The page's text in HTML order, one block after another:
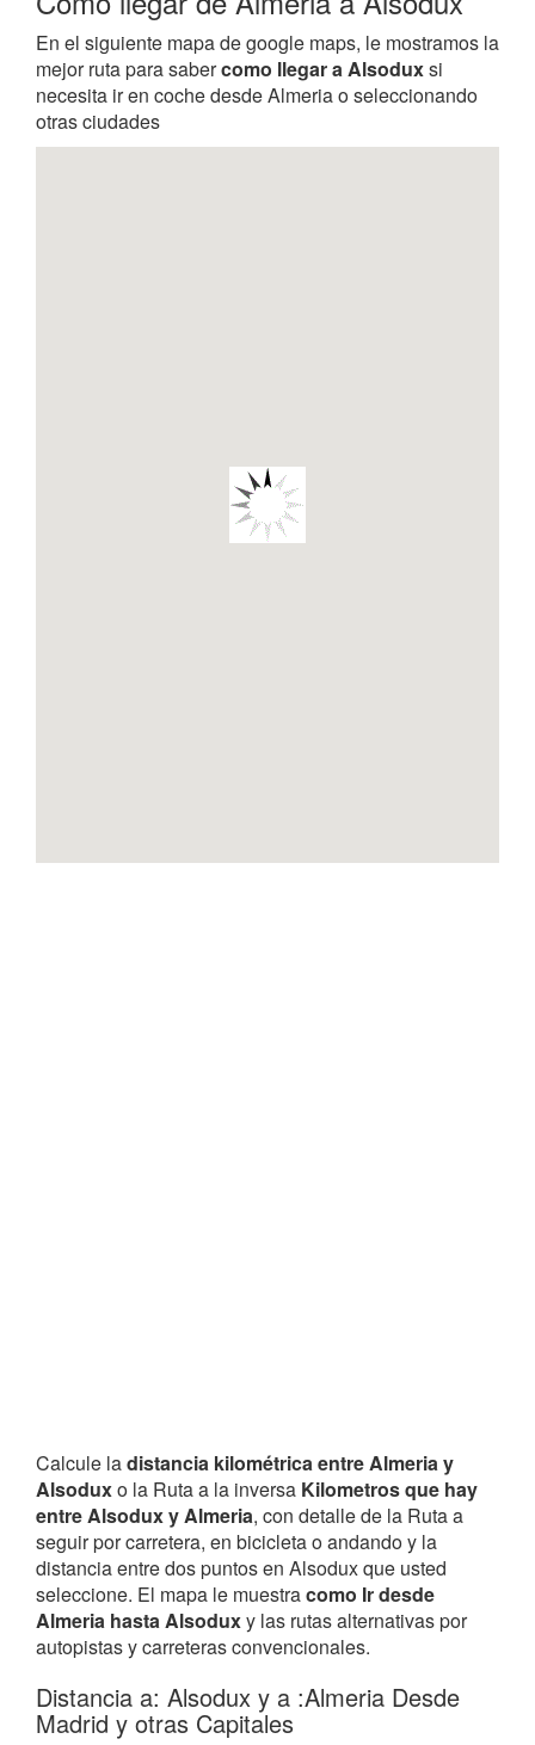
En el siguiente mapa de google maps, le mostramos la
mejor ruta para sabercomo llegar a Alsoduxsi
necesita ir en coche desde Almeria o seleccionando
otras ciudades
Calcule ladistancia kilométrica entre Almeria y
Alsoduxo la Ruta a la inversa Kilometros que hay
entre Alsodux y Almeria, con detalle de la Ruta a
seguir por carretera, en bicicleta o andando y la
distancia entre dos puntos en Alsodux que usted
seleccione. El mapa le muestracomo Ir desde
Almeria hasta Alsoduxy las rutas alternativas por
autopistas y carreteras convencionales.
Distancia a: Alsodux y a :Almeria Desde
Madrid y otras Capitales